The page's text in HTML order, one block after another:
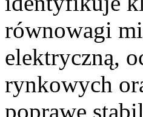
równowagi
elektryczną,
rynkowych
poprawę